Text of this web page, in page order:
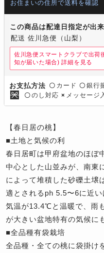
お住まいの住所で送料を確認
この商品は配達日指定が出
配送 佐川急便（山梨）
佐川急便スマートクラブで出荷
知が届いた場合) 詳細を見る
お支払方法 〇 カード 〇 銀行
〇 のし対応 × メッセージ
【春日居の桃】
■土地と気候の利
春日居町は甲府盆地のほぼ
中心とした山並みが、南東
によって堆積した砂礫土壌
適とされるph 5.5〜6に近
気温が13.4℃と温暖で、雨
が大きい盆地特有の気候に
■全品種有袋栽培
全品種・全ての桃に袋掛け